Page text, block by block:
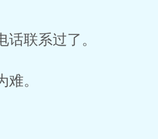
联系过了。
。